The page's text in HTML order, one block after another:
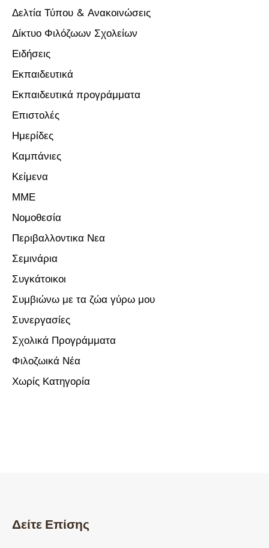
Δελτία Τύπου & Ανακοινώσεις
Δίκτυο Φιλόζωων Σχολείων
Ειδήσεις
Εκπαιδευτικά
Εκπαιδευτικά προγράμματα
Επιστολές
Ημερίδες
Καμπάνιες
Κείμενα
ΜΜΕ
Νομοθεσία
Περιβαλλοντικα Νεα
Σεμινάρια
Συγκάτοικοι
Συμβιώνω με τα ζώα γύρω μου
Συνεργασίες
Σχολικά Προγράμματα
Φιλοζωικά Νέα
Χωρίς Κατηγορία
Δείτε Επίσης